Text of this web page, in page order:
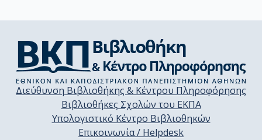
Διεύθυνση Βιβλιοθήκης & Κέντρου Πληροφόρησης
Βιβλιοθήκες Σχολών του ΕΚΠΑ
Υπολογιστικό Κέντρο Βιβλιοθηκών
Επικοινωνία / Helpdesk